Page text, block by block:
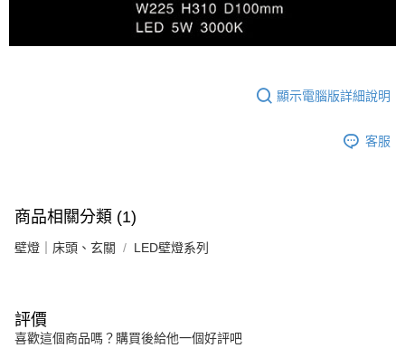
顯示電腦版詳細說明
客服
商品相關分類 (1)
壁燈｜床頭、玄關 LED壁燈系列
評價
喜歡這個商品嗎？購買後給他一個好評吧